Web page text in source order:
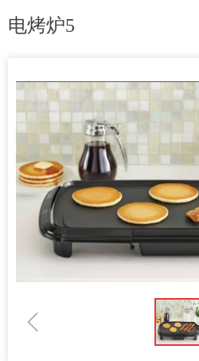
电烤炉5
ꁆ